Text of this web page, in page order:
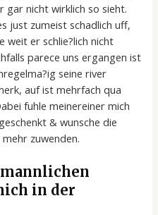
gar nicht wirklich so sieht.
just zumeist schadlich uff,
weit er schlie?lich nicht
parece uns ergangen ist
seine river
auf ist mehrfach qua
fuhle meinereiner mich
& wunsche die
zuwenden.
in der